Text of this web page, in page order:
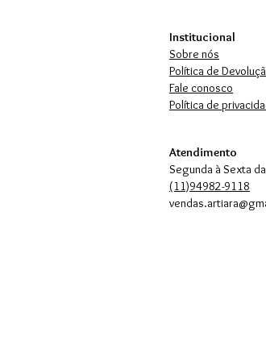
Institucional
Sobre nós
Política de
Fale conosco
Política de
Atendimento
Segunda à Sexta
(11)94982-9118